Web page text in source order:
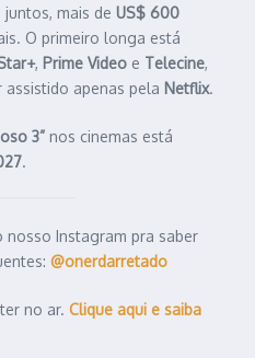
mais de US$ 600
O primeiro longa está
, Prime Video e Telecine,
apenas pela Netflix.
3” nos cinemas está
.
nosso Instagram pra saber
@onerdarretado
no ar. Clique aqui e saiba